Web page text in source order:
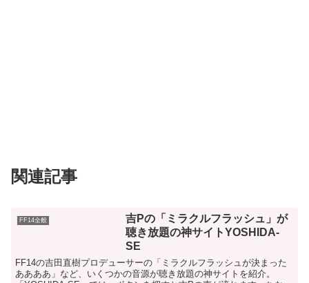
関連記事
FF14全般
吉Pの「ミラクルフラッシュ」が
聴き放題の神サイトYOSHIDA-
SE
FF14の吉田直樹プロデューサーの「ミラクルフラッシュが決まった
ああああ」など、いくつかの音源が聴き放題の神サイトを紹介。